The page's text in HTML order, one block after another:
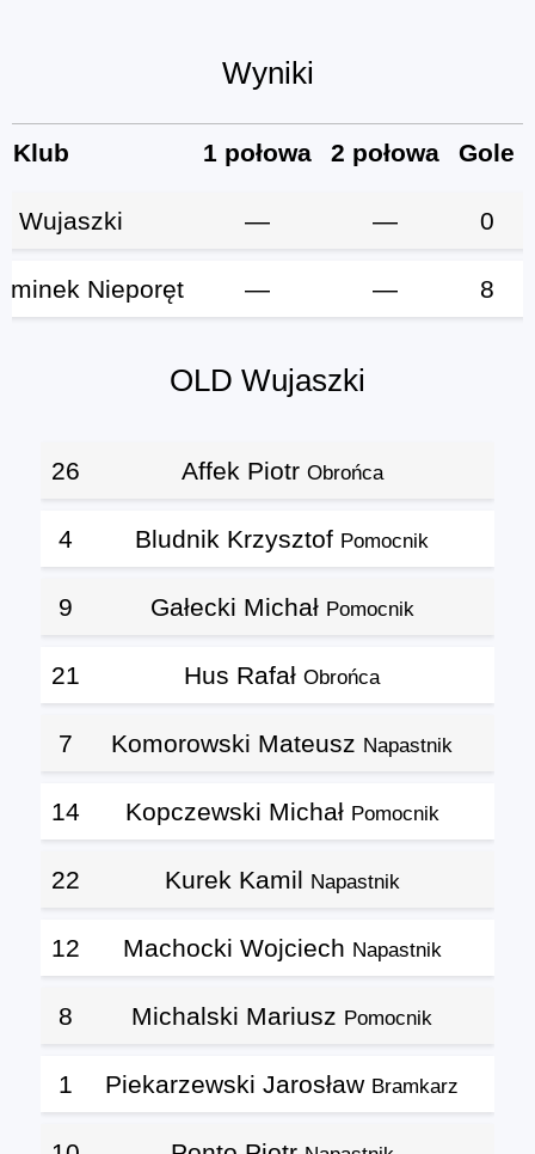
Wyniki
Klub 1 połowa 2 połowa Gole
Wujaszki — — 0
Nieporęt — — 8
OLD Wujaszki
26 Affek Piotr Obrońca
4 Bludnik Krzysztof Pomocnik
9 Gałecki Michał Pomocnik
21 Hus Rafał Obrońca
7 Komorowski Mateusz Napastnik
14 Kopczewski Michał Pomocnik
22 Kurek Kamil Napastnik
12 Machocki Wojciech Napastnik
8 Michalski Mariusz Pomocnik
1 Piekarzewski Jarosław Bramkarz